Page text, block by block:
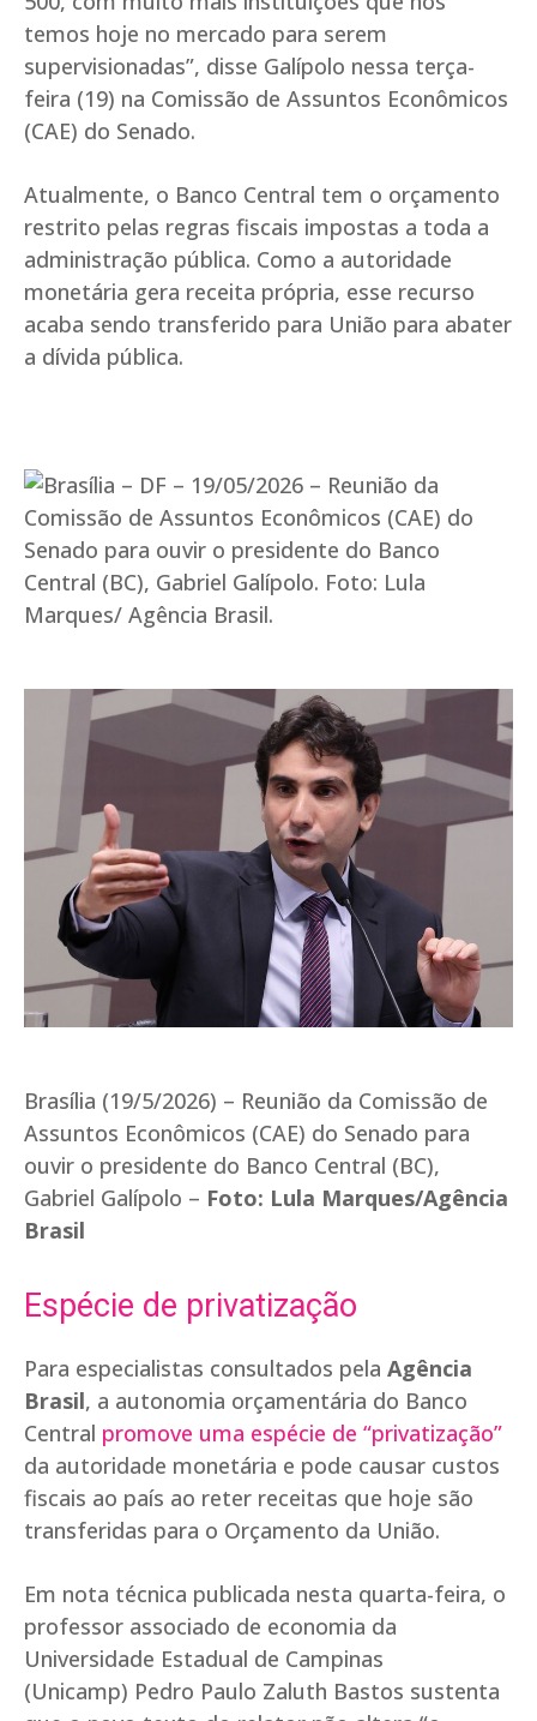
temos hoje no mercado para serem
supervisionadas”, disse Galípolo nessa terça-
feira (19) na Comissão de Assuntos Econômicos
(CAE) do Senado.
Atualmente, o Banco Central tem o orçamento
restrito pelas regras fiscais impostas a toda a
administração pública. Como a autoridade
monetária gera receita própria, esse recurso
acaba sendo transferido para União para abater
a dívida pública.
Brasília (19/5/2026) – Reunião da Comissão de
Assuntos Econômicos (CAE) do Senado para
ouvir o presidente do Banco Central (BC),
Gabriel Galípolo – Foto: Lula Marques/Agência
Brasil
Espécie de privatização
Para especialistas consultados pela Agência
Brasil, a autonomia orçamentária do Banco
Central promove uma espécie de “privatização”
da autoridade monetária e pode causar custos
fiscais ao país ao reter receitas que hoje são
transferidas para o Orçamento da União.
Em nota técnica publicada nesta quarta-feira, o
professor associado de economia da
Universidade Estadual de Campinas
(Unicamp) Pedro Paulo Zaluth Bastos sustenta